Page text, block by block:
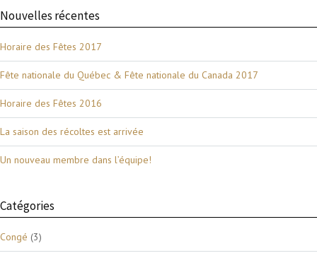
Nouvelles récentes
Horaire des Fêtes 2017
Fête nationale du Québec & Fête nationale du Canada 2017
Horaire des Fêtes 2016
La saison des récoltes est arrivée
Un nouveau membre dans l’équipe!
Catégories
Congé (3)